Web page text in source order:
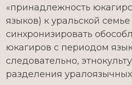
«принадлежность
языков) к уральской
синхронизировать
юкагиров с периодом
следовательно,
разделения уралоязычных